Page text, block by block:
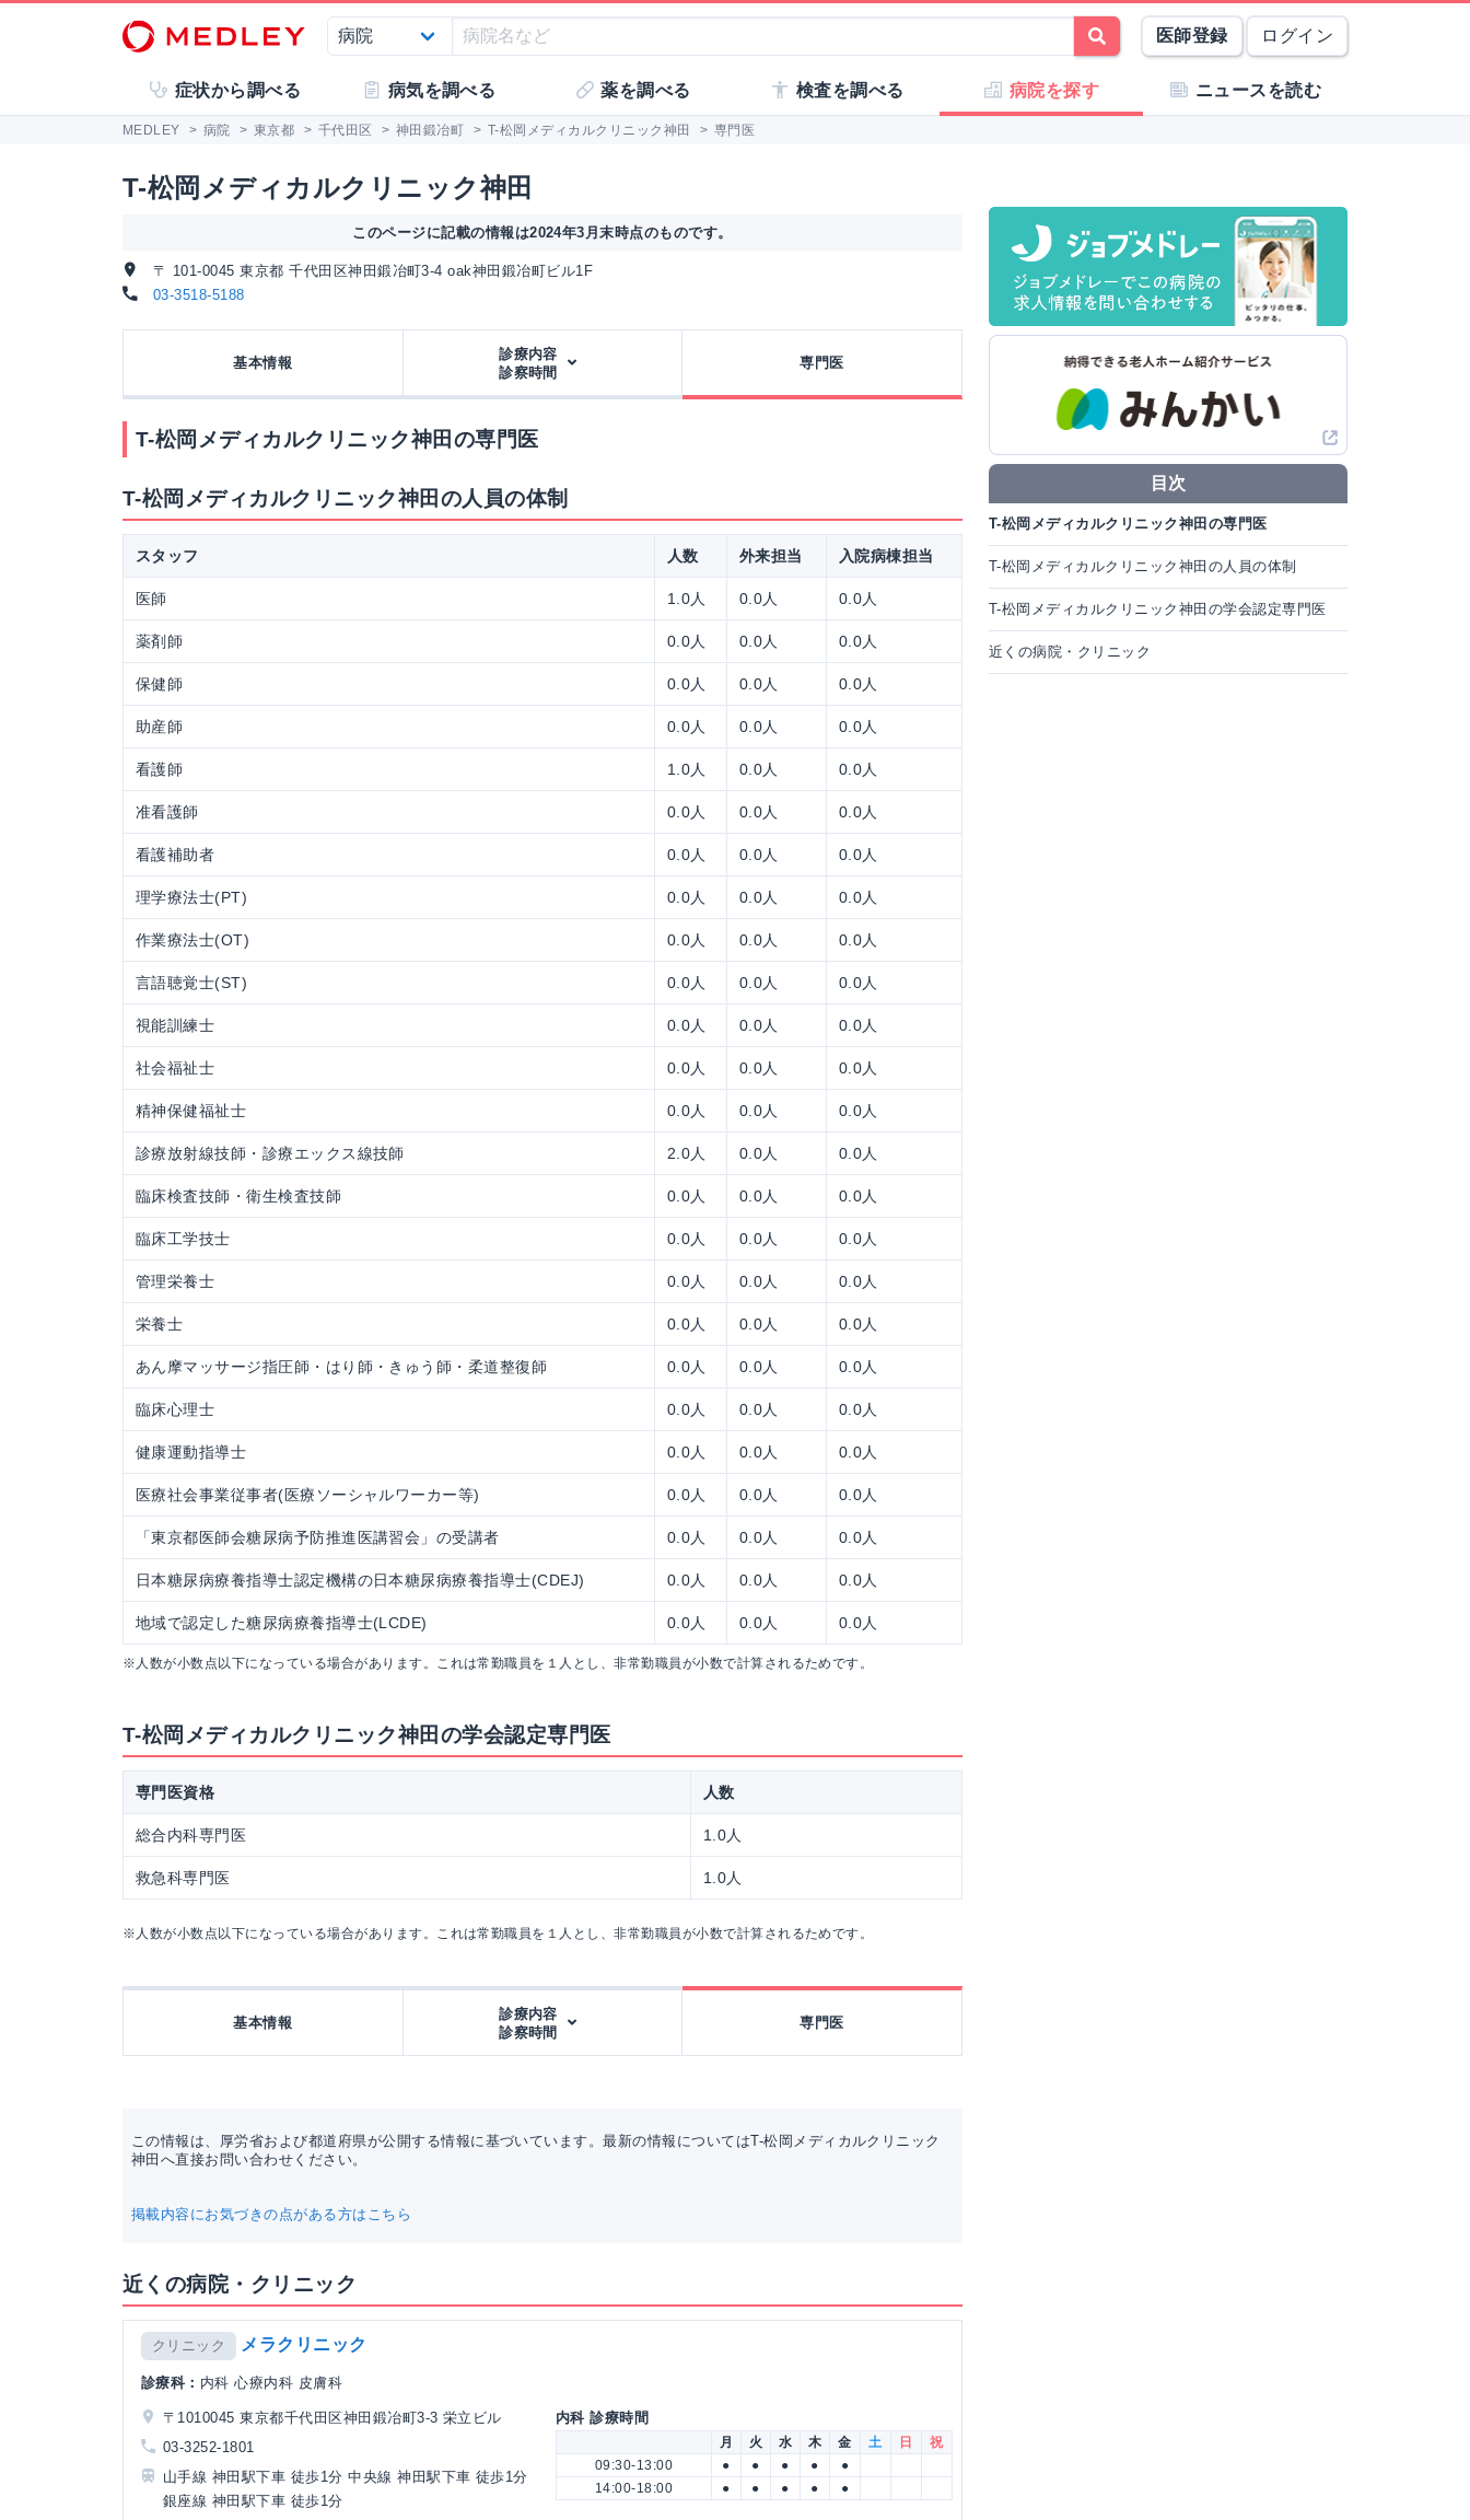
医師登録 ログイン
症状から調べる 病気を調べる 薬を調べる 検査を調べる 病院を探す ニュースを読む
MEDLEY > 病院 > 東京都 > 千代田区 > 神田鍛冶町 > T-松岡メディカルクリニック神田 > 専門医
T-松岡メディカルクリニック神田
このページに記載の情報は2024年3月末時点のものです。
〒 101-0045 東京都 千代田区神田鍛冶町3-4 oak神田鍛冶町ビル1F
03-3518-5188
基本情報
診療内容
診察時間
専門医
T-松岡メディカルクリニック神田の専門医
T-松岡メディカルクリニック神田の人員の体制
スタッフ 人数 外来担当 入院病棟担当
医師 1.0人 0.0人 0.0人
薬剤師 0.0人 0.0人 0.0人
保健師 0.0人 0.0人 0.0人
助産師 0.0人 0.0人 0.0人
看護師 1.0人 0.0人 0.0人
准看護師 0.0人 0.0人 0.0人
看護補助者 0.0人 0.0人 0.0人
理学療法士(PT) 0.0人 0.0人 0.0人
作業療法士(OT) 0.0人 0.0人 0.0人
言語聴覚士(ST) 0.0人 0.0人 0.0人
視能訓練士 0.0人 0.0人 0.0人
社会福祉士 0.0人 0.0人 0.0人
精神保健福祉士 0.0人 0.0人 0.0人
診療放射線技師・診療エックス線技師 2.0人 0.0人 0.0人
臨床検査技師・衛生検査技師 0.0人 0.0人 0.0人
臨床工学技士 0.0人 0.0人 0.0人
管理栄養士 0.0人 0.0人 0.0人
栄養士 0.0人 0.0人 0.0人
あん摩マッサージ指圧師・はり師・きゅう師・柔道整復師 0.0人 0.0人 0.0人
臨床心理士 0.0人 0.0人 0.0人
健康運動指導士 0.0人 0.0人 0.0人
医療社会事業従事者(医療ソーシャルワーカー等) 0.0人 0.0人 0.0人
「東京都医師会糖尿病予防推進医講習会」の受講者 0.0人 0.0人 0.0人
日本糖尿病療養指導士認定機構の日本糖尿病療養指導士(CDEJ) 0.0人 0.0人 0.0人
地域で認定した糖尿病療養指導士(LCDE) 0.0人 0.0人 0.0人
※人数が小数点以下になっている場合があります。これは常勤職員を１人とし、非常勤職員が小数で計算されるためです。
T-松岡メディカルクリニック神田の学会認定専門医
専門医資格 人数
総合内科専門医 1.0人
救急科専門医 1.0人
※人数が小数点以下になっている場合があります。これは常勤職員を１人とし、非常勤職員が小数で計算されるためです。
基本情報
診療内容
診察時間
専門医
この情報は、厚労省および都道府県が公開する情報に基づいています。最新の情報についてはT-松岡メディカルクリニック
神田へ直接お問い合わせください。
掲載内容にお気づきの点がある方はこちら
近くの病院・クリニック
クリニック メラクリニック
診療科： 内科 心療内科 皮膚科
〒1010045 東京都千代田区神田鍛冶町3-3 栄立ビル
03-3252-1801
山手線 神田駅下車 徒歩1分 中央線 神田駅下車 徒歩1分
銀座線 神田駅下車 徒歩1分
内科 診療時間
月 火 水 木 金 土 日
祝
09:30-13:00
● ● ● ●
●
14:00-18:00
● ● ● ● ●
目次
T-松岡メディカルクリニック神田の専門医
T-松岡メディカルクリニック神田の人員の体制
T-松岡メディカルクリニック神田の学会認定専門医
近くの病院・クリニック